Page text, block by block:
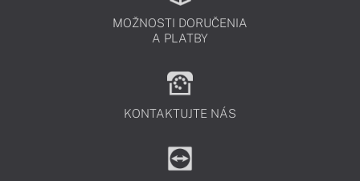
MOŽNOSTI DORUČENIA
A PLATBY
KONTAKTUJTE NÁS